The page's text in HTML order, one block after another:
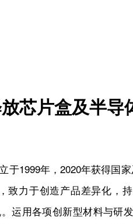
芯片盒及半导
于1999年，2020年获得国
致力于创造产品差异化，
运用各项创新型材料与研